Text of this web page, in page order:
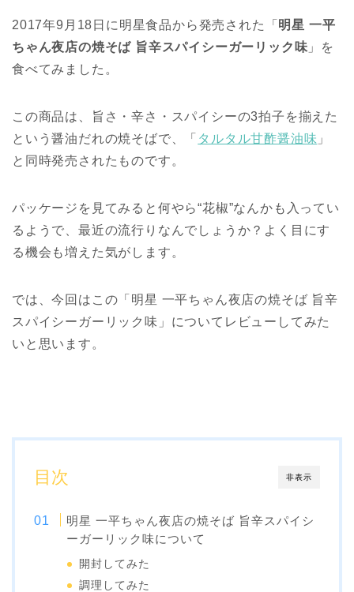
2017年9月18日に明星食品から発売された「 明星 一平
ちゃん夜店の焼そば 旨辛スパイシーガーリック味 」を
食べてみました。
この商品は、旨さ・辛さ・スパイシーの3拍子を揃えた
という醤油だれの焼そばで、「 タルタル甘酢醤油味 」
と同時発売されたものです。
パッケージを見てみると何やら“花椒”なんかも入ってい
るようで、最近の流行りなんでしょうか？よく目にす
る機会も増えた気がします。
では、今回はこの「明星 一平ちゃん夜店の焼そば 旨辛
スパイシーガーリック味」についてレビューしてみた
いと思います。
非表示
目次
明星 一平ちゃん夜店の焼そば 旨辛スパイシ
ーガーリック味について
開封してみた
調理してみた